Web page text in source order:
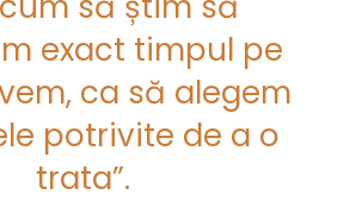
exact timpul pe
ca să alegem
potrivite de a o
trata”.